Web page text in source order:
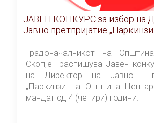
ЈАВЕН КОНКУРС за избор на Директор на
Јавно претпријатие „Паркинзи на Општина
Центар“ – Скопје
Градоначалникот на
Скопје распишува Јавен
на Директор на Јавно
„Паркинзи на Општина
мандат од 4 (четири) години.